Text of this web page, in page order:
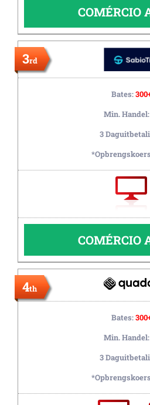
COMÉRCIO
3rd
Bates:
Min. Handel:
3
COMÉRCIO
4th
Bates:
Min. Handel:
3